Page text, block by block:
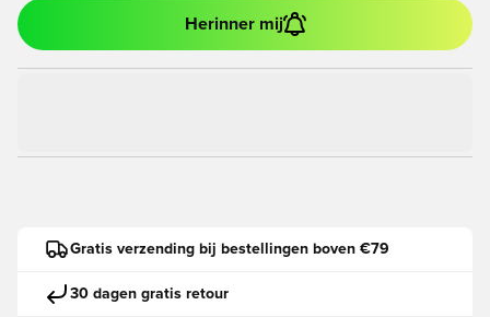
Herinner mij
Gratis verzending bij bestellingen boven €79
30 dagen gratis retour